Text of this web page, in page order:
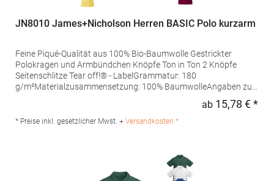
JN8010 James+Nicholson Herren BASIC Polo kurzarm
Feine Piqué-Qualität aus 100% Bio-Baumwolle Gestrickter
Polokragen und Armbündchen Knöpfe Ton in Ton 2 Knöpfe
Seitenschlitze Tear off!® - LabelGrammatur: 180
g/m²Materialzusammensetzung: 100% BaumwolleAngaben zur
GmbH Vor dem Weißen Stein 25-31 72461 Albstadt Deutschland
E-Mail: info@daiber.de
ab 15,78 € *
* Preise inkl. gesetzlicher Mwst. + Versandkosten *